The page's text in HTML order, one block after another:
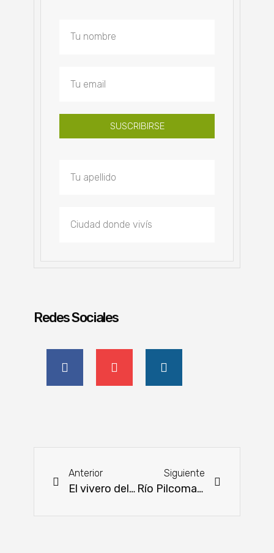
SUSCRIBIRSE
Redes Sociales
Anterior
El vivero del INFONA invita a apreciar sus especies forestales
Siguiente
Río Pilcomayo ingresa con buen caudal por la embocadura